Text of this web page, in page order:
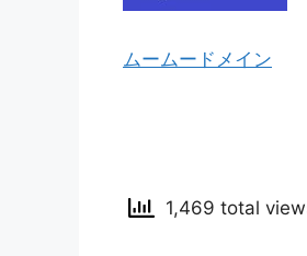
ムームードメイン
1,469 total